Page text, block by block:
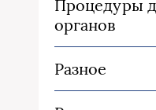
Процедуры
органов
Разное